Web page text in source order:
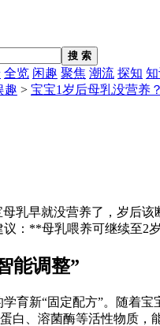
搜 索
全览 闲趣 聚焦 潮流 探知
趣 > 宝宝1岁后母乳没营养
乳早就没营养了，岁后该
议：**母乳喂养可继续至2
能调整”
育新“固定配方”。随着
白、溶菌酶等活性物质，